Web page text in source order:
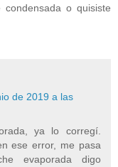
o quisiste
de 2019 a las
ya lo corregí.
ese error, me pasa
evaporada digo